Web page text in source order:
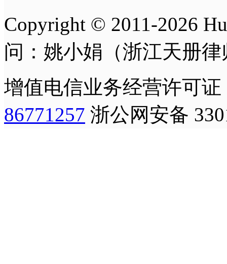
Copyright © 2011-2026
问：姚小娟（浙江天册
增值电信业务经营许可
86771257 浙公网安备